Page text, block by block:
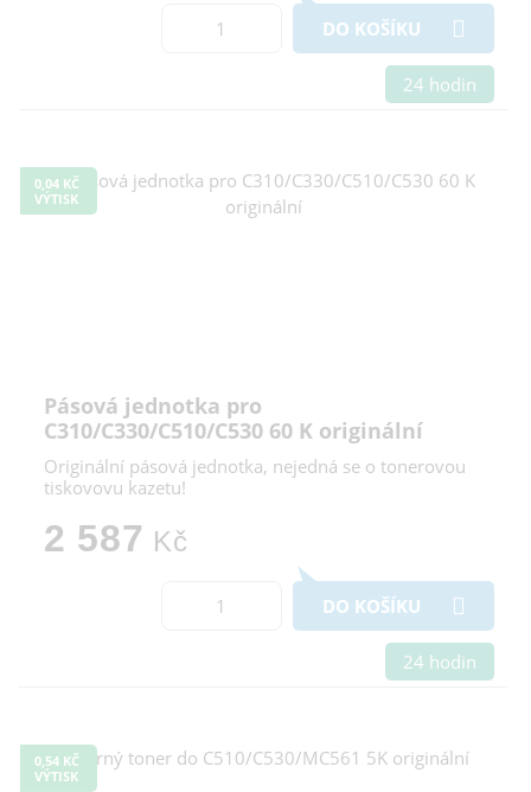
DO KOŠÍKU
24 hodin
0,04 KČ
VÝTISK
Pásová jednotka pro
C310/C330/C510/C530 60 K originální
Originální pásová jednotka, nejedná se o tonerovou
tiskovovu kazetu!
2 587 Kč
DO KOŠÍKU
24 hodin
0,54 KČ
VÝTISK